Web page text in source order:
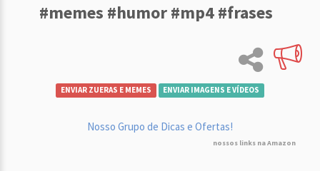
#memes #humor #mp4 #frases
ENVIAR ZUERAS E MEMES ENVIAR IMAGENS E VÍDEOS
Nosso Grupo de Dicas e Ofertas!
nossos links na Amazon